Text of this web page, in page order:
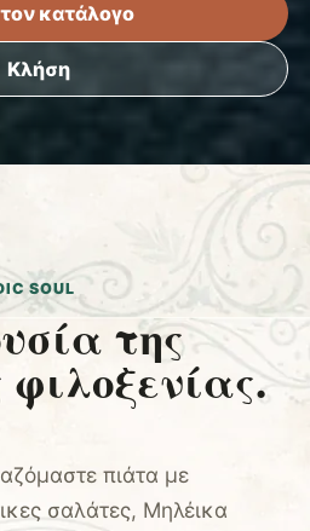
κατάλογο
Κλήση
SOUL
της
πιάτα με
σαλάτες, Μηλέικα